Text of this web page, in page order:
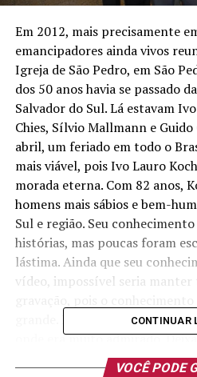
Em 2012, mais precisamente
emancipadores ainda vivos
Igreja de São Pedro, em São
dos 50 anos havia se passado
Salvador do Sul. Lá estavam
Chies, Sílvio Mallmann e
abril, um feriado em todo o
mais viável, pois Ivo Lauro
morada eterna. Com 82 anos,
homens mais sábios e bem-
Sul e região. Seu
histórias, mas poucas foram
lástima. Ainda que seu
vídeo, impossível seria manter
grande. Ivo Lauro Kochhann
onde era muito admirado.
saudade, um legado
CONTINUAR
VOCÊ PODE